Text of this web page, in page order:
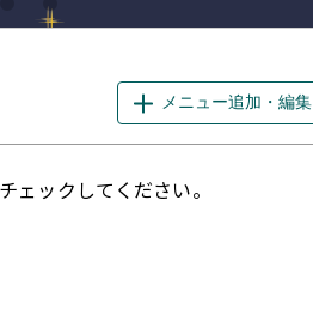
メニュー追加・編集
ェックしてください。